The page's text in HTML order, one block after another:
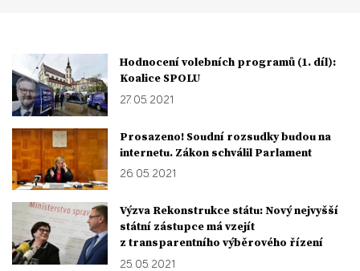
Hodnocení volebních programů (1. díl):
Koalice SPOLU
27. 05. 2021
Prosazeno! Soudní rozsudky budou na
internetu. Zákon schválil Parlament
26. 05. 2021
Výzva Rekonstrukce státu: Nový nejvyšší
státní zástupce má vzejít
z transparentního výběrového řízení
25. 05. 2021